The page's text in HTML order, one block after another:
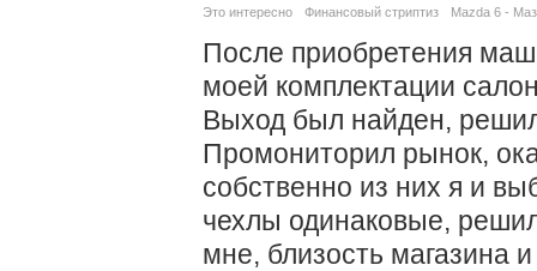
Это интересно Финансовый стриптиз Mazda 6 -
После приобретения
моей комплектации
Выход был найден,
Промониторил рынок,
собственно из них я и
чехлы одинаковые,
мне, близость магазина